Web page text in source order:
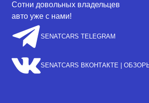
Сотни довольных владельцев
авто уже с нами!
SENATCARS TELEGRAM
SENATCARS ВКОНТАКТЕ |